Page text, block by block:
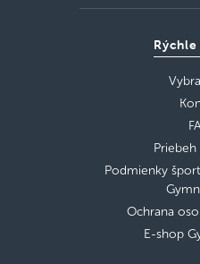
Podmienky
Ochrana
E-shop